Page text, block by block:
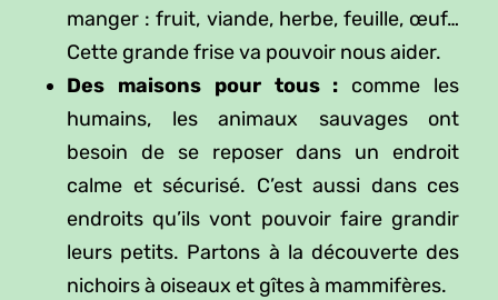
manger : fruit, viande, herbe, feuille, œuf…
Cette grande frise va pouvoir nous aider.
Des maisons pour tous : comme les
humains, les animaux sauvages ont
besoin de se reposer dans un endroit
calme et sécurisé. C’est aussi dans ces
endroits qu’ils vont pouvoir faire grandir
leurs petits. Partons à la découverte des
nichoirs à oiseaux et gîtes à mammifères.